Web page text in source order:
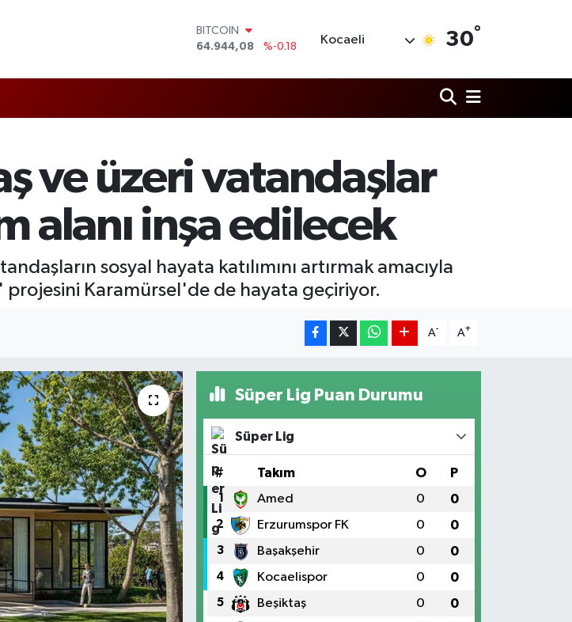
BITCOIN
64.944,08
%-0.18
47,7436
%0.18
6660.55
%0.03
BİST100
Kocaeli 30°
ve üzeri vatandaşlar
alanı inşa edilecek
sosyal hayata katılımını artırmak amacıyla
Karamürsel'de de hayata geçiriyor.
A- A+
Süper Lig Puan Durumu
Süper Lig
# Takım O P
1 Amed 0 0
2 Erzurumspor FK 0 0
3 Başakşehir 0 0
4 Kocaelispor 0 0
5 Beşiktaş 0 0